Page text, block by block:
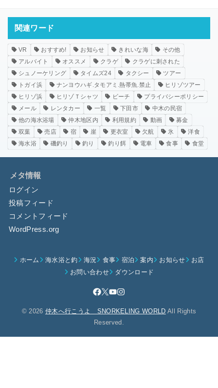
関連ワード
VR おすすめ! お知らせ きれいな海
その他
アルバイト
オススメ クラゲ
クラゲに刺された
シュノーケリング
タイムズ24 タクシー
ツアー
トガイ浜
ナンヨウハギ.タモアミ.熱帯魚.禁止
ヒリゾツアー
ヒリゾ浜
ヒリゾＴシャツ ビーチ
プライバシーポリシー
メール
レンタカー 一覧 下田市
中木の民宿
他の海水浴場
仲木地区内 利用規約 動画
募金
双葉
売店 宿 崖 更衣室 欠航 氷
洋食
海水浴
磯釣り 釣り 釣り餌 電車 食事 食堂
メタ情報
ログイン
投稿フィード
コメントフィード
WordPress.org
ホーム 海水浴と釣 海況 食事 宿泊 案内 お知らせ
お店
お問い合わせ
ダウンロード
© 2026 仲木へ行こうよ SNORKELING WORLD All Rights
Reserved.